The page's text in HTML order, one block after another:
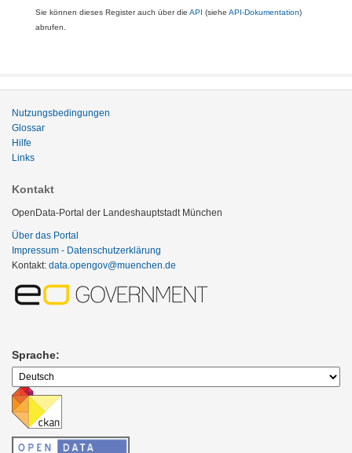
Sie können dieses Register auch über die API (siehe API-Dokumentation)
abrufen.
Nutzungsbedingungen
Glossar
Hilfe
Links
Kontakt
OpenData-Portal der Landeshauptstadt München
Über das Portal
Impressum - Datenschutzerklärung
Kontakt: data.opengov@muenchen.de
Sprache